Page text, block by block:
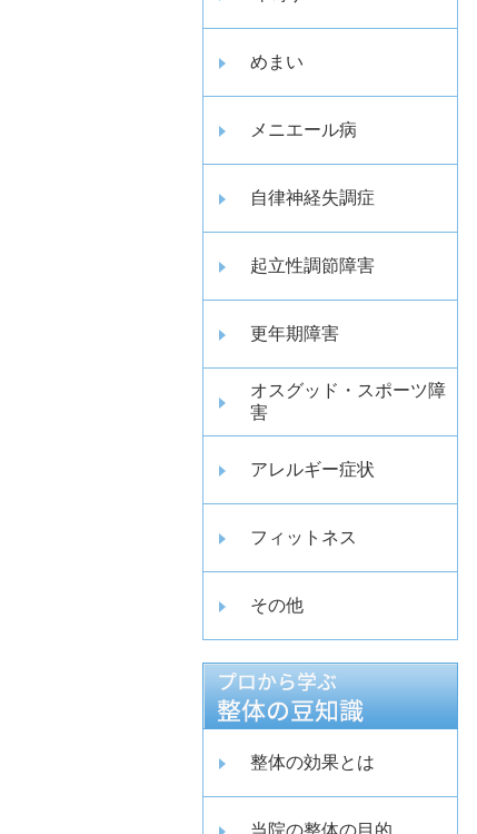
めまい
メニエール病
自律神経失調症
起立性調節障害
更年期障害
オスグッド・スポーツ障
害
アレルギー症状
フィットネス
その他
整体の効果とは
当院の整体の目的